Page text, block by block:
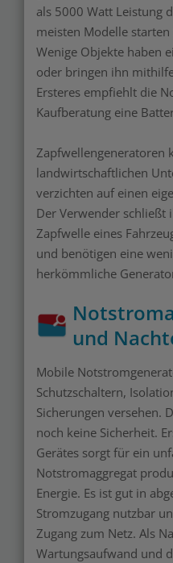
als 5000 Watt Leistung
meisten Modelle
Wenige Objekte haben
oder bringen ihn
Ersteres empfiehlt die
Kaufberatung eine
Zapfwellengeneratoren
landwirtschaftlichen
verzichten auf einen
Der Verwender schließt
Zapfwelle eines
und benötigen eine
herkömmliche
und
Mobile
Schutzschaltern,
Sicherungen versehen.
noch keine Sicherheit.
Gerätes sorgt für ein
Notstromaggregat
Energie. Es ist gut in
Stromzugang nutzbar
Zugang zum Netz. Als
Wartungsaufwand und